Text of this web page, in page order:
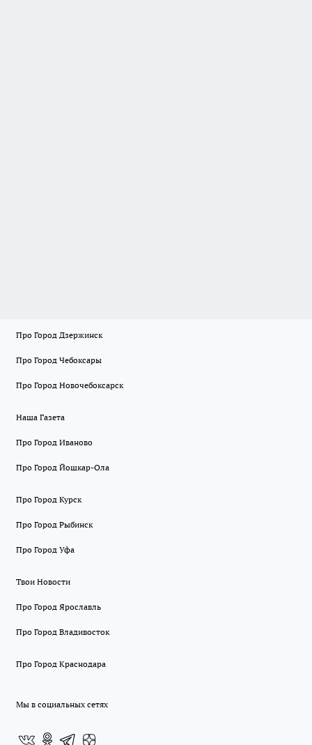
Про Город Дзержинск
Про Город Чебоксары
Про Город Новочебоксарск
Наша Газета
Про Город Иваново
Про Город Йошкар-Ола
Про Город Курск
Про Город Рыбинск
Про Город Уфа
Твои Новости
Про Город Ярославль
Про Город Владивосток
Про Город Краснодара
Мы в социальных сетях